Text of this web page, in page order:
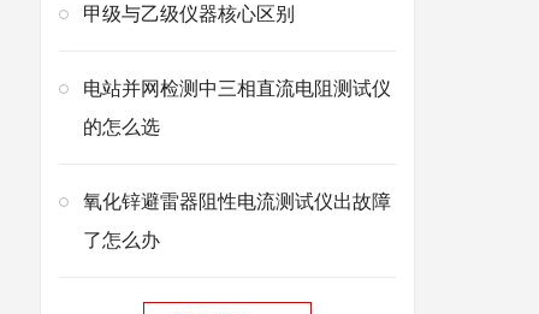
甲级与乙级仪器核心区别
电站并网检测中三相直流电阻测试仪
的怎么选
氧化锌避雷器阻性电流测试仪出故障
了怎么办